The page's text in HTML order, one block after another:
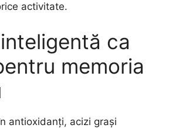
activitate.
ca
memoria
antioxidanți, acizi grași